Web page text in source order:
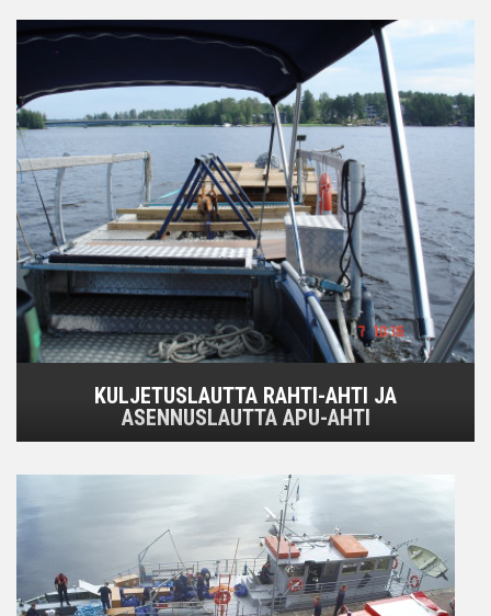
KULJETUSLAUTTA RAHTI-AHTI JA
ASENNUSLAUTTA APU-AHTI